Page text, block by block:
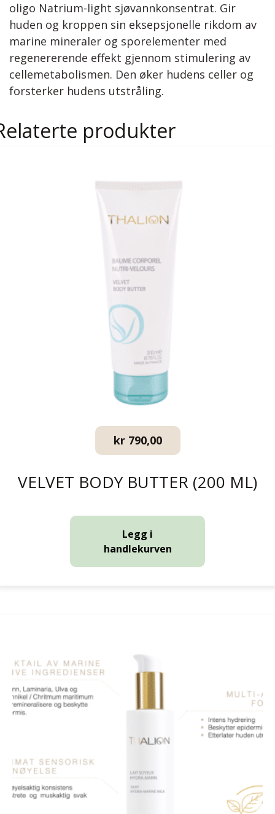
oligo Natrium-light sjøvannkonsentrat. Gir
huden og kroppen sin eksepsjonelle rikdom av
marine mineraler og sporelementer med
regenererende effekt gjennom stimulering av
cellemetabolismen. Den øker hudens celler og
forsterker hudens utstråling.
produkter
kr790,00
VELVET BODY BUTTER (200 ML)
Legg i
handlekurven